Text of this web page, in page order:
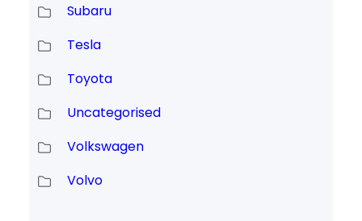
Subaru
Tesla
Toyota
Uncategorised
Volkswagen
Volvo